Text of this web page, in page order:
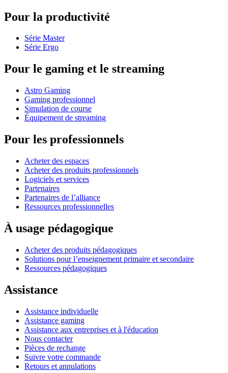
Pour la productivité
Série Master
Série Ergo
Pour le gaming et le streaming
Astro Gaming
Gaming professionnel
Simulation de course
Équipement de streaming
Pour les professionnels
Acheter des espaces
Acheter des produits professionnels
Logiciels et services
Partenaires
Partenaires de l’alliance
Ressources professionnelles
À usage pédagogique
Acheter des produits pédagogiques
Solutions pour l’enseignement primaire et secondaire
Ressources pédagogiques
Assistance
Assistance individuelle
Assistance gaming
Assistance aux entreprises et à l'éducation
Nous contacter
Pièces de rechange
Suivre votre commande
Retours et annulations